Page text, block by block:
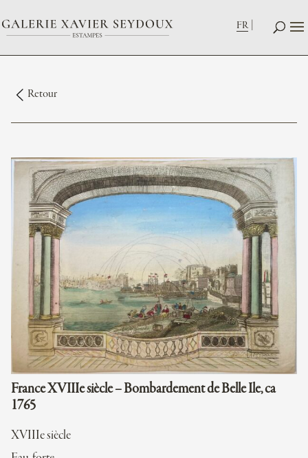
FR
Retour
France XVIIIe siècle – Bombardement de Belle Ile, ca
1765
XVIIIe siècle